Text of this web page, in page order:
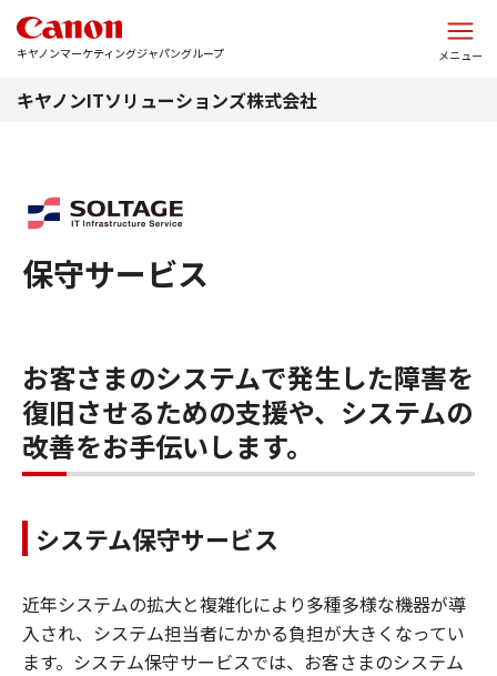
キヤノンマーケティングジャパングループ メニュー
キヤノンITソリューションズ株式会社
保守サービス
お客さまのシステムで発生した障害を
復旧させるための支援や、システムの
改善をお手伝いします。
システム保守サービス
近年システムの拡大と複雑化により多種多様な機器が導
入され、システム担当者にかかる負担が大きくなってい
ます。システム保守サービスでは、お客さまのシステム